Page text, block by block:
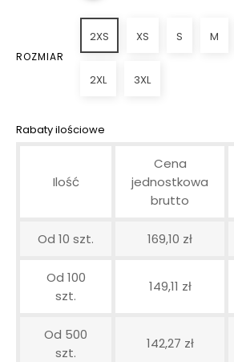
ROZMIAR
2XS XS S M
2XL 3XL
Rabaty ilościowe
Ilość
Cena
jednostkowa
brutto
Od 10 szt. 169,10 zł
Od 100
szt.
149,11 zł
Od 500
szt.
142,27 zł